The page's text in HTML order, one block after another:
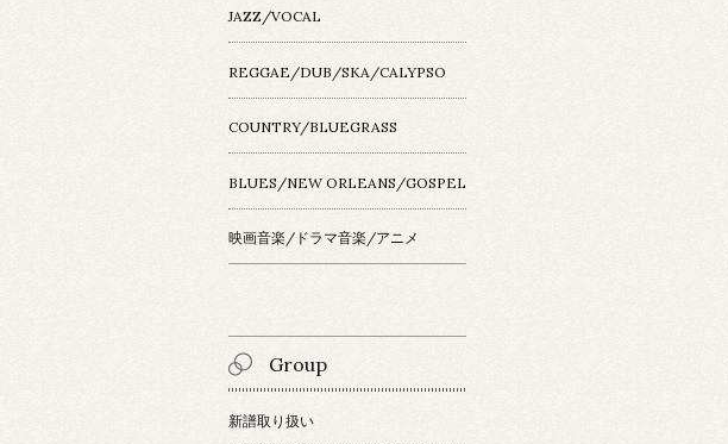
JAZZ/VOCAL
REGGAE/DUB/SKA/CALYPSO
COUNTRY/BLUEGRASS
BLUES/NEW ORLEANS/GOSPEL
映画音楽/ドラマ音楽/アニメ
Group
新譜取り扱い